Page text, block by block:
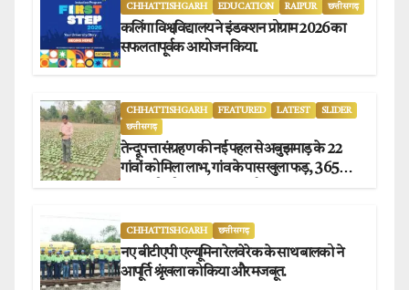
CHHATTISHGARH EDUCATION RAIPUR छत्तीसगढ़
कलिंगा विश्वविद्यालय ने इंडक्शन प्रोग्राम 2026 का
सफलतापूर्वक आयोजन किया.
CHHATTISHGARH FEATURED LATEST
SLIDER
छत्तीसगढ़
तेन्दूपत्ता संग्रहण की नई पहल से अबुझमाड़ के 22
गांवों को मिला लाभ, गांव के पास खुला फड़, 365
CHHATTISHGARH छत्तीसगढ़
नए बीटीएपी एल्यूमिना रेलवे रेक के साथ बालको ने
आपूर्ति श्रृंखला को किया और मजबूत.